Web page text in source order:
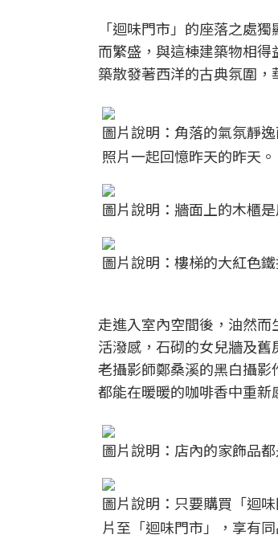
「迴味門市」的座落之處
而繁盛，與這棟建築物相
築散發著西洋的古典氛圍
圖片說明：角落的氣氛靜
照片一起回憶昨天的昨天。
圖片說明：牆面上的木櫃
圖片說明：樓梯的大紅色
走進入室內空間後，油然
活潑感，石砌的女兒牆及
老攝影師鄭桑溪的黑白攝
都能在暖暖的咖啡香中重新
圖片說明：店內的家飾品
圖片說明：只要購買「迴
片至「迴味門市」，享有